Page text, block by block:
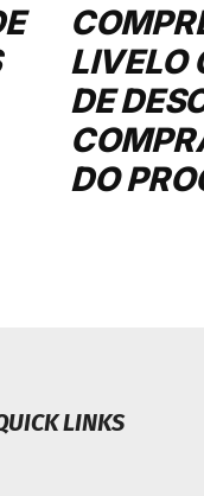
LIVELO
DE
DO
LINKS